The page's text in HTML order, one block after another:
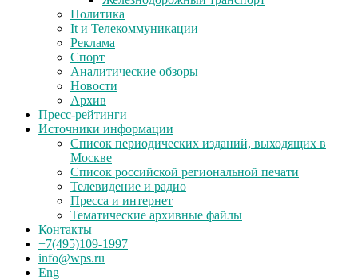
Политика
It и Телекоммуникации
Реклама
Спорт
Аналитические обзоры
Новости
Архив
Пресс-рейтинги
Источники информации
Список периодических изданий, выходящих в
Москве
Список российской региональной печати
Телевидение и радио
Пресса и интернет
Тематические архивные файлы
Контакты
+7(495)109-1997
info@wps.ru
Eng